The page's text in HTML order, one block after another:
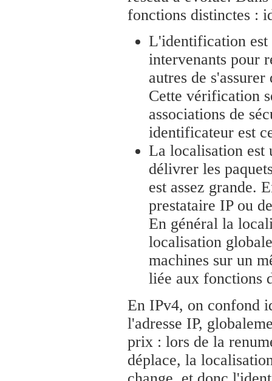
fonctions distinctes :
L'identification est
intervenants pour
autres de
Cette vérification
associations de
identificateur est
La localisation est
délivrer les
est assez grande.
prestataire IP ou
En général la
localisation
machines sur un
liée aux fonctions
En IPv4, on confond
l'adresse IP,
prix : lors de la
déplace, la